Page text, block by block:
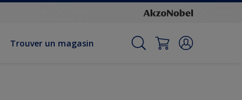
Trouver un magasin